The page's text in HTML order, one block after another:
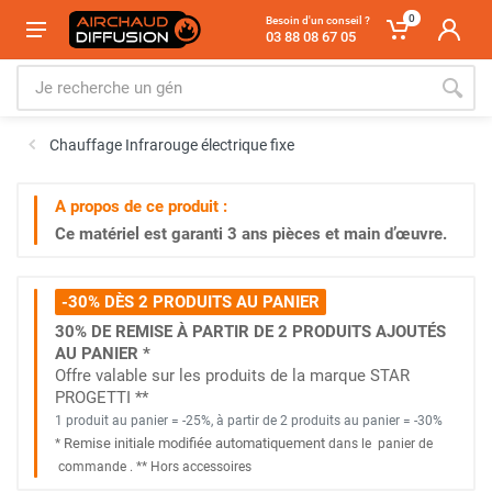
Besoin d'un conseil ?
03 88 08 67 05
0
Chauffage Infrarouge électrique fixe
A propos de ce produit :
Ce matériel est garanti 3 ans pièces et main d’œuvre.
-30% DÈS 2 PRODUITS AU PANIER
30% DE REMISE À PARTIR DE 2 PRODUITS AJOUTÉS
AU PANIER *
Offre valable sur les produits de la marque STAR
PROGETTI **
1 produit au panier = -25%, à partir de 2 produits au panier = -30%
* Remise initiale modifiée automatiquement dans le panier de
commande . ** Hors accessoires